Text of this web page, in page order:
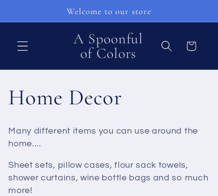
sisältöön
Welcome to our store
A Spoonful
of Colors
Ostoskori
K
o
k
o
Home Decor
Many different items you can use around the
home....
Sheet sets, pillow cases, flour sack towels,
shower curtains, wine bottle bags and so much
more!